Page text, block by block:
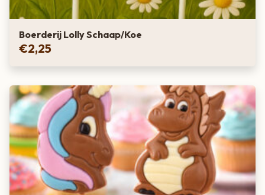
Boerderij Lolly Schaap/Koe
€2,25